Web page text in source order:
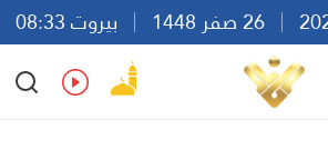
بيروت 08:33
Ar
En Fr Es